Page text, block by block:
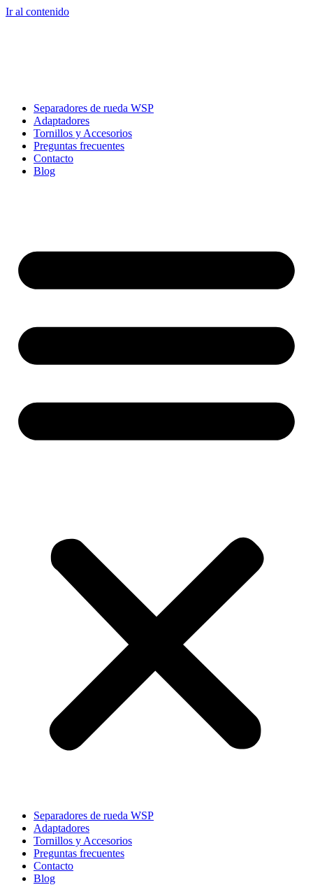
Ir al contenido
Separadores de rueda WSP
Adaptadores
Tornillos y Accesorios
Preguntas frecuentes
Contacto
Blog
Separadores de rueda WSP
Adaptadores
Tornillos y Accesorios
Preguntas frecuentes
Contacto
Blog